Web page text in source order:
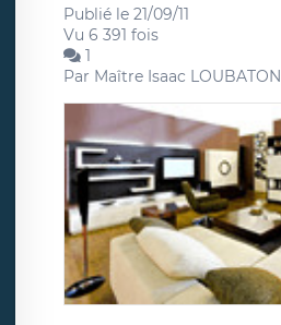
Publié le 21/09/11
Vu 6 391 fois
1
Par Maître Isaac LOUBATON